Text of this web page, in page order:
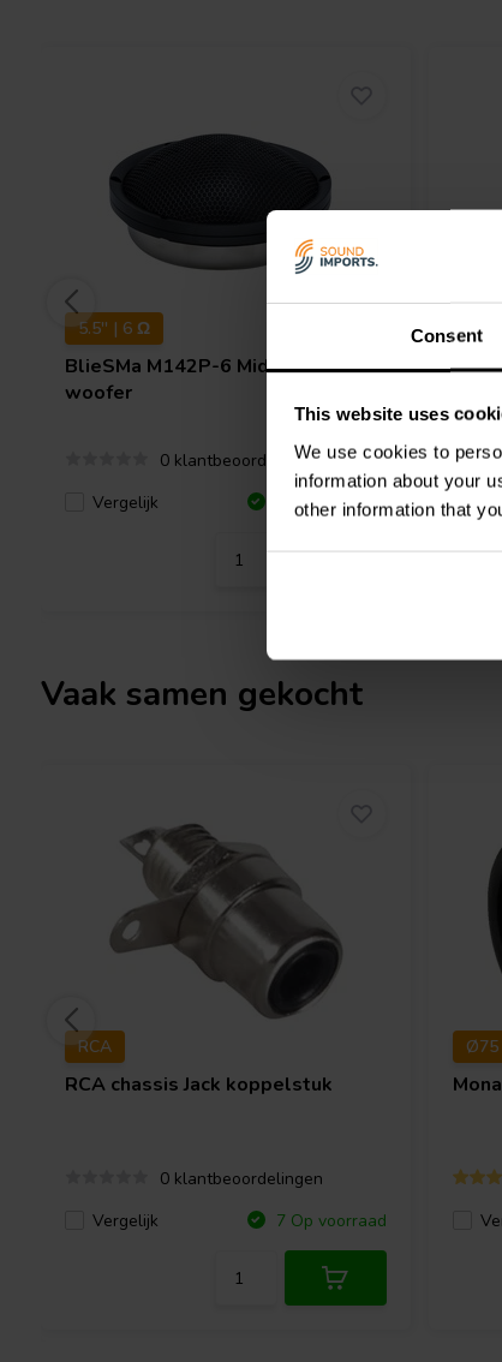
Consent
This website uses
We use cookies to
information about your
other information that
5.5'' | 6 Ω
BlieSMa M142P-6 Mid-range
woofer
0 klantbeoordelingen
Vergelijk
4 Op voorraad
10'' |
Vaak samen gekocht
RCA
RCA chassis Jack koppelstuk
0 klantbeoordelingen
Vergelijk
7 Op voorraad
Ø75